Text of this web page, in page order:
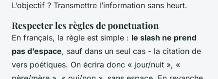
L’objectif ? Transmettre l’information sans heurt.
Respecter les règles de ponctuation
En français, la règle est simple : le slash ne prend
pas d’espace, sauf dans un seul cas - la citation de
vers poétiques. On écrira donc « jour/nuit », «